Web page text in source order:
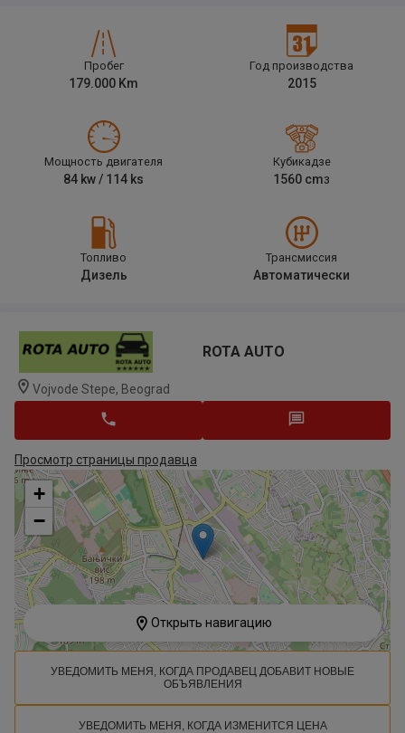
Пробег
179.000 Km
Год производства
2015
Мощность двигателя
84 kw / 114 ks
Кубикадзе
1560 cm3
Топливо
Дизель
Трансмиссия
Автоматически
ROTA AUTO
Vojvode Stepe, Beograd
Просмотр страницы продавца
+
−
Открыть навигацию
УВЕДОМИТЬ МЕНЯ, КОГДА ПРОДАВЕЦ ДОБАВИТ НОВЫЕ
ОБЪЯВЛЕНИЯ
УВЕДОМИТЬ МЕНЯ, КОГДА ИЗМЕНИТСЯ ЦЕНА